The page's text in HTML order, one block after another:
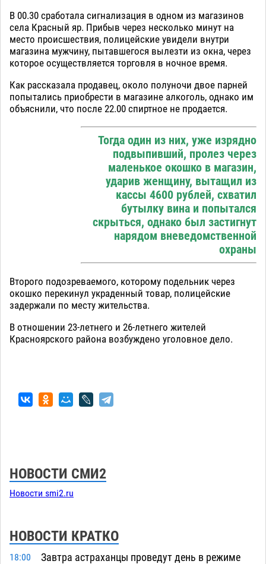
В 00.30 сработала сигнализация в одном из магазинов
села Красный яр. Прибыв через несколько минут на
место происшествия, полицейские увидели внутри
магазина мужчину, пытавшегося вылезти из окна, через
которое осуществляется торговля в ночное время.
Как рассказала продавец, около полуночи двое парней
попытались приобрести в магазине алкоголь, однако им
объяснили, что после 22.00 спиртное не продается.
Тогда один из них, уже изрядно
подвыпивший, пролез через
маленькое окошко в магазин,
ударив женщину, вытащил из
кассы 4600 рублей, схватил
бутылку вина и попытался
скрыться, однако был застигнут
нарядом вневедомственной
охраны
Второго подозреваемого, которому подельник через
окошко перекинул украденный товар, полицейские
задержали по месту жительства.
В отношении 23-летнего и 26-летнего жителей
Красноярского района возбуждено уголовное дело.
НОВОСТИ СМИ2
Новости smi2.ru
НОВОСТИ КРАТКО
18:00
Завтра астраханцы проведут день в режиме